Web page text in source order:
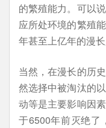
的繁殖能力。可以
应所处环境的繁殖
年甚至上亿年的漫
当然，在漫长的历
然选择中被淘汰的
动等是主要影响因
于6500年前灭绝了